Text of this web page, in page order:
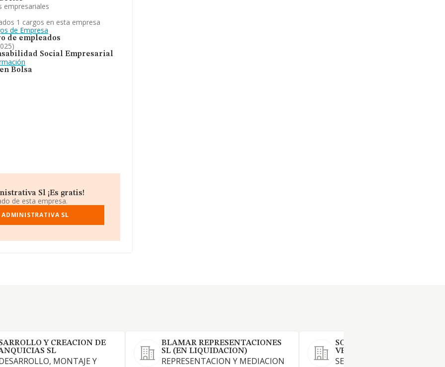
empresariales
1 cargos en esta empresa
de Empresa
de empleados
Social Empresarial
Bolsa
Sl ¡Es gratis!
de esta empresa.
SL
Y CREACION DE
SL
MONTAJE Y
BLAMAR REPRESENTACIONES
SL (EN LIQUIDACION)
REPRESENTACION Y MEDIACION
SOREL INVESTMENTS &
VENTURES SL
SERVICIOS DE TELEMATICA Y